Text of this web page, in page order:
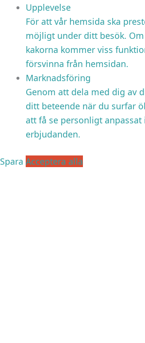
Upplevelse
För att vår hemsida ska
möjligt under ditt besök.
kakorna kommer viss
försvinna från hemsidan.
Marknadsföring
Genom att dela med dig av
ditt beteende när du surfar
att få se personligt
erbjudanden.
Spara Acceptera alla